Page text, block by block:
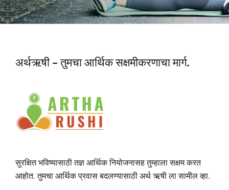
अर्थऋषी - तुमचा आर्थिक सक्षमीकरणाचा मार्ग.
सुरक्षित भविष्यासाठी तज्ञ आर्थिक नियोजनासह तुम्हाला सक्षम करत
आहोत. तुमचा आर्थिक प्रवास बदलण्यासाठी अर्थ ऋषी ला सामील व्हा.